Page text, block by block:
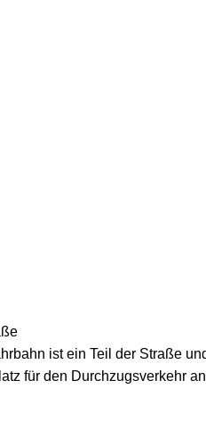
ist ein Teil der Straße
für den Durchzugsverkehr